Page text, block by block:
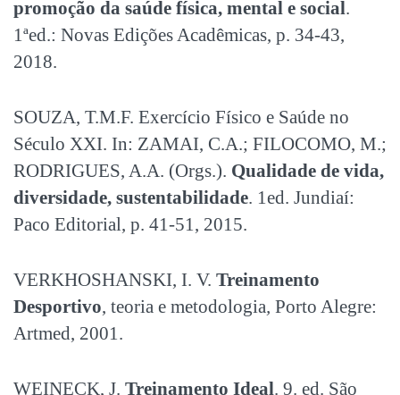
promoção da saúde física, mental e social.
1ªed.: Novas Edições Acadêmicas, p. 34-43,
2018.
SOUZA, T.M.F. Exercício Físico e Saúde no
Século XXI. In: ZAMAI, C.A.; FILOCOMO, M.;
RODRIGUES, A.A. (Orgs.). Qualidade de vida,
diversidade, sustentabilidade. 1ed. Jundiaí:
Paco Editorial, p. 41-51, 2015.
VERKHOSHANSKI, I. V. Treinamento
Desportivo, teoria e metodologia, Porto Alegre:
Artmed, 2001.
WEINECK, J. Treinamento Ideal. 9. ed. São